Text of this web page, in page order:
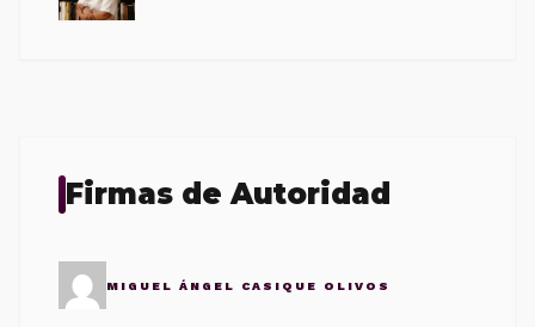
Firmas de Autoridad
MIGUEL ÁNGEL CASIQUE OLIVOS